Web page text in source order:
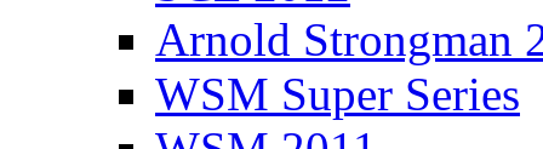
Arnold Strongman
WSM Super Series